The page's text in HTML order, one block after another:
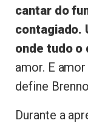
cantar do
contagiado.
onde tudo o
amor. E
define
Durante a